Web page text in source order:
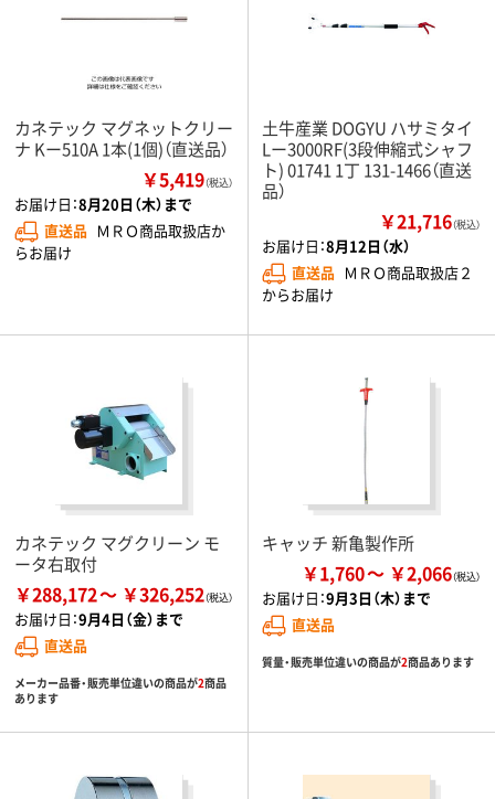
カネテック マグネットクリー
ナ Kー510A 1本(1個)（直送品）
￥5,419（税込）
お届け日：8月20日（木）まで
直送品 ＭＲＯ商品取扱店か
らお届け
土牛産業 DOGYU ハサミタイ
Lー3000RF(3段伸縮式シャフ
ト) 01741 1丁 131-1466（直送
品）
￥21,716（税込）
お届け日：8月12日（水）
直送品 ＭＲＯ商品取扱店２
からお届け
カネテック マグクリーン モ
ータ右取付
￥288,172 ￥326,252
お届け日：9月4日（金）まで
直送品
メーカー品番・販売単位違いの商品が2商品
あります
キャッチ 新亀製作所
￥1,760 ￥2,066
お届け日：9月3日（木）まで
直送品
質量・販売単位違いの商品が2商品あります